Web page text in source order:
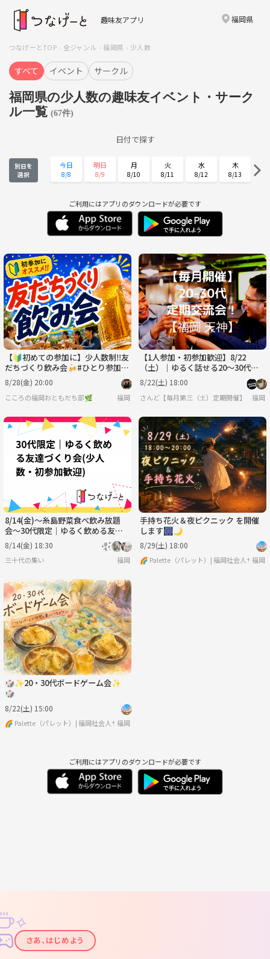
趣味友アプリ 福岡県
つなげーとTOP 全ジャンル 福岡県 少人数
すべて イベント サークル
福岡県の少人数の趣味友イベント・サーク
ル一覧 (67件)
日付で探す
別日を
選択
今日
8/8
明日
8/9
月
8/10
火
8/11
水
8/12
木
8/13
8/14 8/15 8/16 8/17 8/18
木
8/20
金
8/21
日
8/23
月
8/24
8/26 8/27 8/28 8/29 8/30 8/31
火
9/1
水
9/2
木
9/3
金
9/4
土
9/5
日
9/6
ご利用にはアプリのダウンロードが必要です
【🔰初めての参加に】少人数制‼️友
だちづくり飲み会🍻#ひとり参加Ｏ
Ｋ！
8/28(金) 20:00
こころの福岡おともだち部🌿 福岡
【1人参加・初参加歓迎】8/22
（土）｜ゆるく話せる20〜30代社
会人飲み会｜ノンアルOK・少人数
8/22(土) 18:00
さんど【毎月第三（土）定期開催】 福岡
8/14(金)〜糸島野菜食べ飲み放題
会〜30代限定｜ゆるく飲める友達
づくり会🥦(少人数・初参加歓迎)
8/14(金) 18:30
三十代の集い 福岡
手持ち花火＆夜ピクニック を開催
します🎆🌙
8/29(土) 18:00
🌈 Palette（パレット）| 福岡社会人サーク
福岡
🎲✨20・30代ボードゲーム会✨
🎲
8/22(土) 15:00
🌈 Palette（パレット）| 福岡社会人サークル
福岡
ご利用にはアプリのダウンロードが必要です
✦
✧
さあ、はじめよう